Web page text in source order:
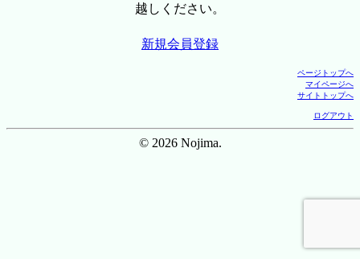
越しください。
新規会員登録
ページトップへ
マイページへ
サイトトップへ
ログアウト
© 2026 Nojima.